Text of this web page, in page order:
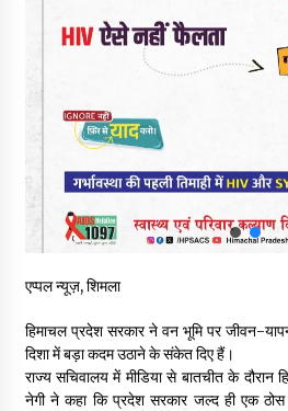
नितिन गडकरी से मिले
मिली बड़ी सौगात
06/08/2026
आपदा के दौरान मीडिया संचार
ओरिएंटेशन कार्यशाला आयोजित
नेता प्रतिपक्ष जयराम के आरोप
चौहान
बड़ी ख़बर – अनुबंध कर्मचारियों
शिक्षा निदेशालय ने जारी किया
05/08/2026
एप्पल न्यूज़, शिमला
हिमाचल प्रदेश सरकार ने वन भूमि पर जीवन-
दिशा में बड़ा कदम उठाने के संकेत दिए हैं।
राज्य सचिवालय में मीडिया से बातचीत के
नेगी ने कहा कि प्रदेश सरकार जल्द ही एक